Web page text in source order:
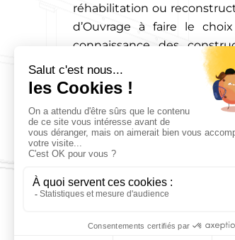
réhabilitation ou
d’Ouvrage à faire le
connaissance des
conduit à intervenir
diagnostic.
Le bureau d’études est
1202 Etude de structures
1203 Etude de structures